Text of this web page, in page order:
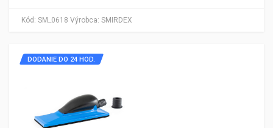
Kód: SM_0618 Výrobca: SMIRDEX
DODANIE DO 24 HOD.